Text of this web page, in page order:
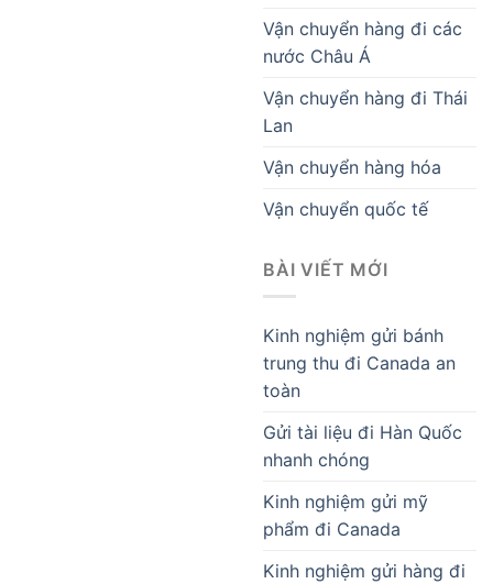
Vận chuyển hàng đi các
nước Châu Á
Vận chuyển hàng đi Thái
Lan
Vận chuyển hàng hóa
Vận chuyển quốc tế
BÀI VIẾT MỚI
Kinh nghiệm gửi bánh
trung thu đi Canada an
toàn
Gửi tài liệu đi Hàn Quốc
nhanh chóng
Kinh nghiệm gửi mỹ
phẩm đi Canada
Kinh nghiệm gửi hàng đi